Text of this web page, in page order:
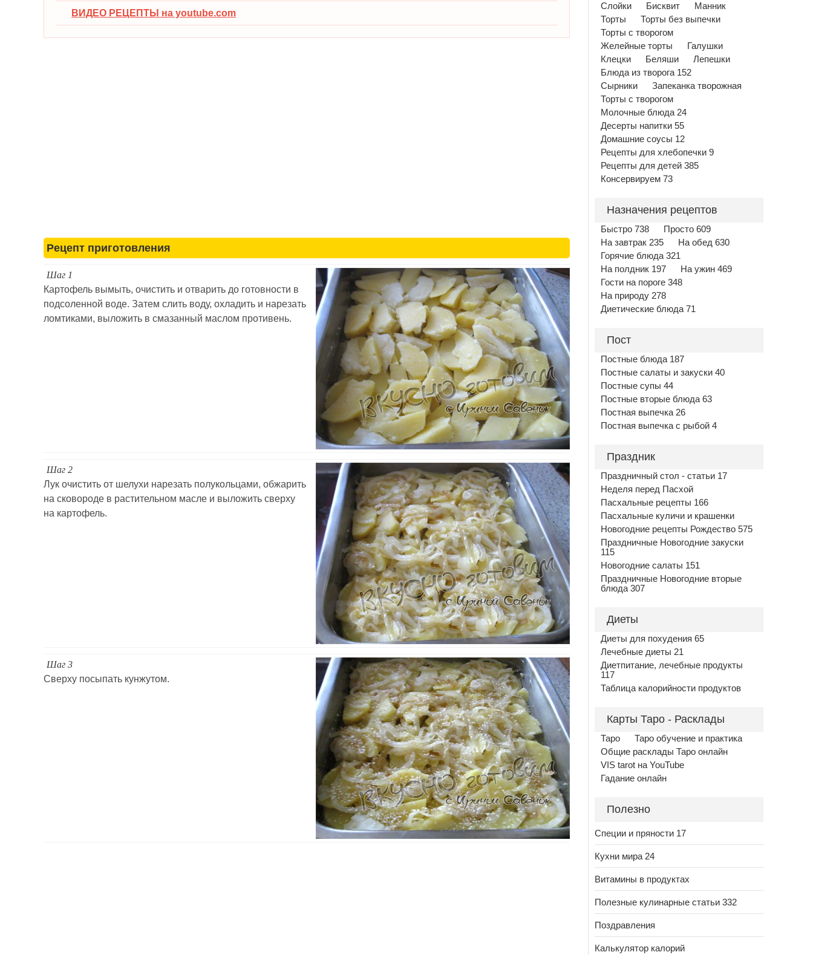
ВИДЕО РЕЦЕПТЫ на youtube.com
Рецепт приготовления
Шаг 1
Картофель вымыть, очистить и отварить до готовности в
подсоленной воде. Затем слить воду, охладить и нарезать
ломтиками, выложить в смазанный маслом противень.
Шаг 2
Лук очистить от шелухи нарезать полукольцами, обжарить
на сковороде в растительном масле и выложить сверху
на картофель.
Шаг 3
Сверху посыпать кунжутом.
Слойки
Бисквит
Манник
Торты
Торты без выпечки
Торты с творогом
Желейные торты
Галушки
Клецки
Беляши
Лепешки
Блюда из творога 152
Сырники
Запеканка творожная
Торты с творогом
Молочные блюда 24
Десерты напитки 55
Домашние соусы 12
Рецепты для хлебопечки 9
Рецепты для детей 385
Консервируем 73
Назначения рецептов
Быстро 738
Просто 609
На завтрак 235
На обед 630
Горячие блюда 321
На полдник 197
На ужин 469
Гости на пороге 348
На природу 278
Диетические блюда 71
Пост
Постные блюда 187
Постные салаты и закуски 40
Постные супы 44
Постные вторые блюда 63
Постная выпечка 26
Постная выпечка с рыбой 4
Праздник
Праздничный стол - статьи 17
Неделя перед Пасхой
Пасхальные рецепты 166
Пасхальные куличи и крашенки
Новогодние рецепты Рождество 575
Праздничные Новогодние закуски
115
Новогодние салаты 151
Праздничные Новогодние вторые
блюда 307
Диеты
Диеты для похудения 65
Лечебные диеты 21
Диетпитание, лечебные продукты
117
Таблица калорийности продуктов
Карты Таро - Расклады
Таро
Таро обучение и практика
Общие расклады Таро онлайн
VIS tarot на YouTube
Гадание онлайн
Полезно
Специи и пряности 17
Кухни мира 24
Витамины в продуктах
Полезные кулинарные статьи 332
Поздравления
Калькулятор калорий